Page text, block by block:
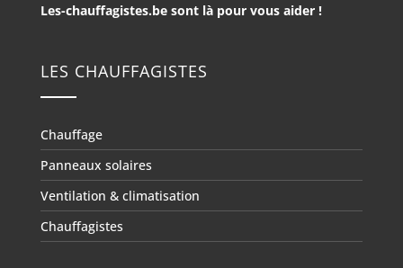
Les-chauffagistes.be sont là pour vous aider !
LES CHAUFFAGISTES
Chauffage
Panneaux solaires
Ventilation & climatisation
Chauffagistes